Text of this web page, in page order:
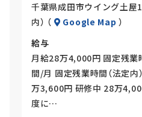
千葉県成田市ウイング土
内） （
Google Map ）
給与
月給28万4,000円 固定残業
間/月 固定残業時間（法定
万3,600円 研修中 28万
度に…